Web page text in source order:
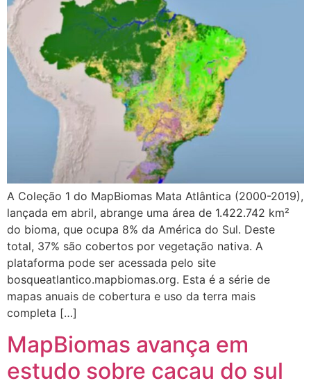
A Coleção 1 do MapBiomas Mata Atlântica (2000-2019),
lançada em abril, abrange uma área de 1.422.742 km²
do bioma, que ocupa 8% da América do Sul. Deste
total, 37% são cobertos por vegetação nativa. A
plataforma pode ser acessada pelo site
bosqueatlantico.mapbiomas.org. Esta é a série de
mapas anuais de cobertura e uso da terra mais
completa […]
MapBiomas avança em
estudo sobre cacau do sul